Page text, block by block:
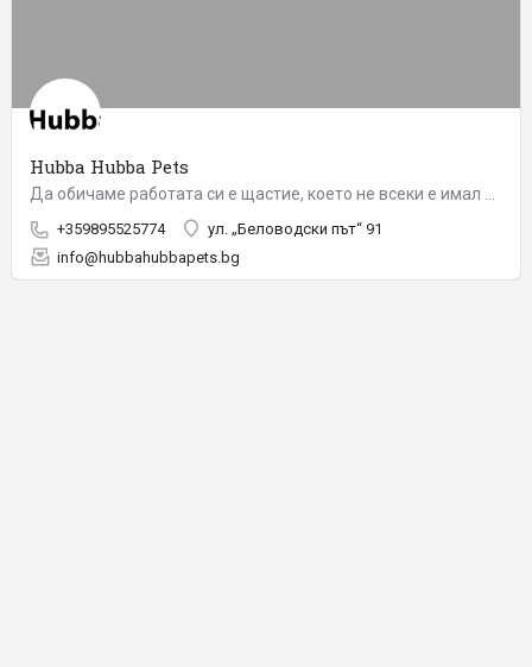
Hubba Hubba Pets
Да обичаме работата си е щастие, което не всеки е имал късметът да изпита. Да не броим часовете до края на…
+359895525774
ул. „Беловодски път“ 91
info@hubbahubbapets.bg